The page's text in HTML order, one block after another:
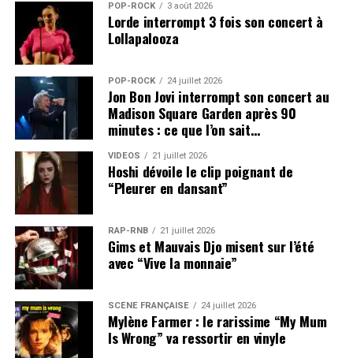
POP-ROCK 3 août 2026
Lorde interrompt 3 fois son concert à
Lollapalooza
POP-ROCK 24 juillet 2026
Jon Bon Jovi interrompt son concert au
Madison Square Garden après 90
minutes : ce que l’on sait…
VIDEOS 21 juillet 2026
Hoshi dévoile le clip poignant de
“Pleurer en dansant”
RAP-RNB 21 juillet 2026
Gims et Mauvais Djo misent sur l’été
avec “Vive la monnaie”
SCÈNE FRANÇAISE 24 juillet 2026
Mylène Farmer : le rarissime “My Mum
Is Wrong” va ressortir en vinyle